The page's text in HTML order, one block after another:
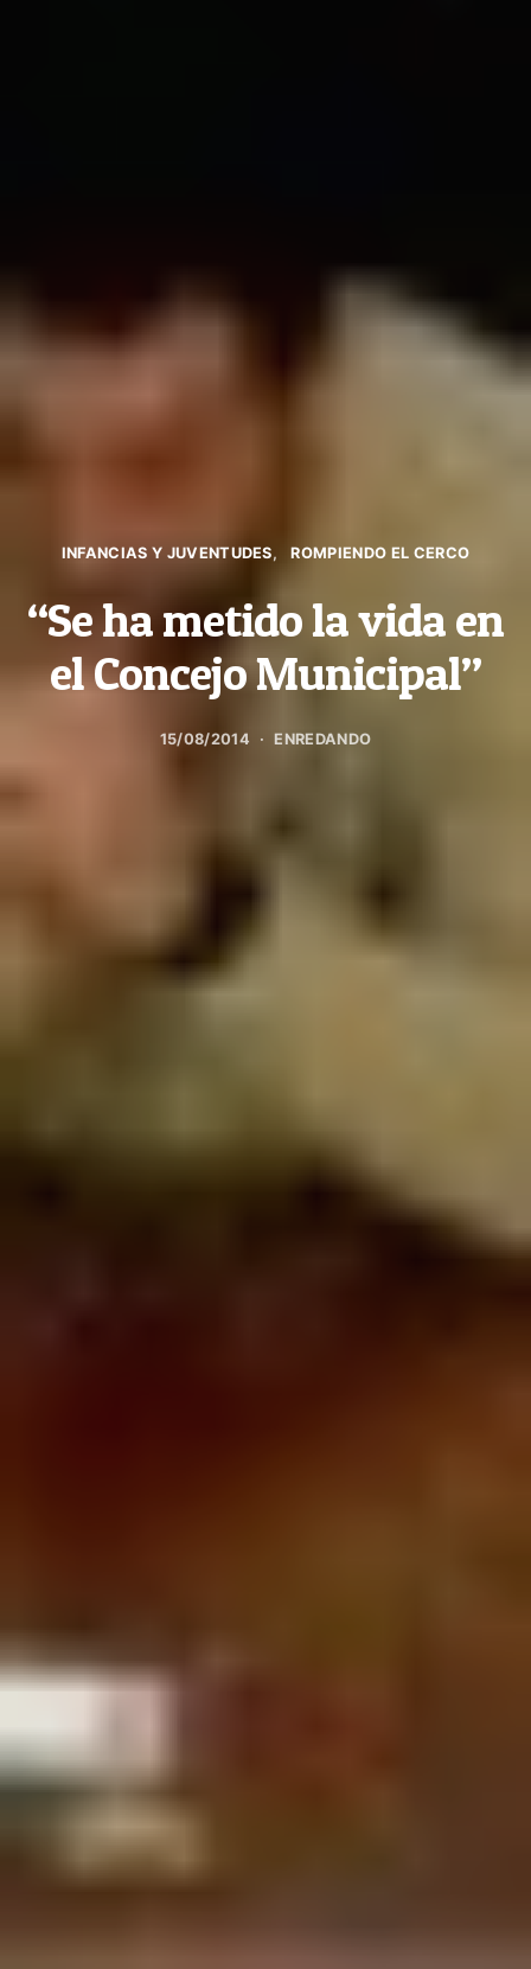
INFANCIAS Y JUVENTUDES ROMPIENDO EL CERCO
“Se ha metido la vida en
el Concejo Municipal”
15/08/2014 ENREDANDO